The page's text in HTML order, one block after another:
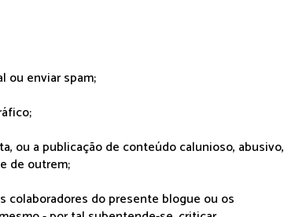
ou enviar spam;
ou a publicação de conteúdo calunioso, abusivo,
de outrem;
colaboradores do presente blogue ou os